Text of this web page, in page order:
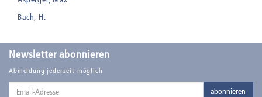
Bach, H.
Balden, Theo , eigentlich Otto Koehler
Balden-Wolff, Annemarie
Bankroth, Bernd
Newsletter abonnieren
Abmeldung jederzeit möglich
Email-
abonnieren